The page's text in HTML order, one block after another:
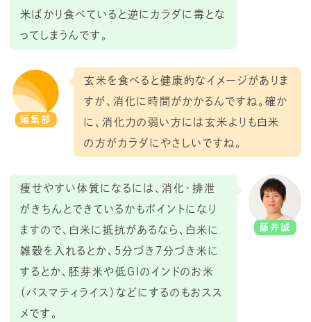
米ばかり食べていると逆にカラダに毒とな
ってしまうんです。
編集部
玄米を食べると健康的なイメージがありま
すが、消化に時間がかかるんですね。確か
に、消化力の弱い方には玄米よりも白米
の方がカラダにやさしいですね。
痩せやすい体質になるには、消化・排泄
がきちんとできているかもポイントになり
ますので、白米に抵抗があるなら、白米に
雑穀を入れるとか、5分づき7分づき米に
するとか、胚芽米や低GIのインドのお米
（バスマティライス）などにするのもおスス
メです。
藤井誠